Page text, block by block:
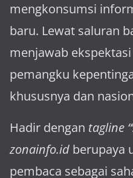
mengkonsumsi
baru. Lewat sa­luran
menja­wab
pemangku
khususnya dan
Hadir dengan tagline “
zonainfo.id berupaya
pembaca sebagai